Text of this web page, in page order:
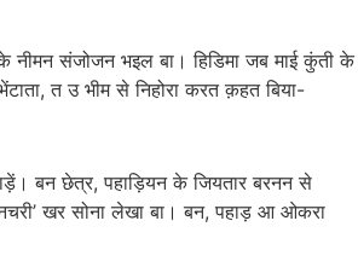
संजोजन भइल बा। हिडिमा जब माई कुंती के
त उ भीम से निहोरा करत क़हत बिया-
बन छेत्र, पहाड़ियन के जियतार बरनन से
खर सोना लेखा बा। बन, पहाड़ आ ओकरा